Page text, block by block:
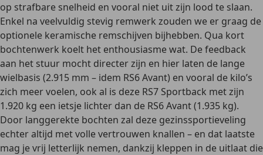
op strafbare snelheid en vooral niet uit zijn lood te slaan.
Enkel na veelvuldig stevig remwerk zouden we er graag de
optionele keramische remschijven bijhebben. Qua kort
bochtenwerk koelt het enthousiasme wat. De feedback
aan het stuur mocht directer zijn en hier laten de lange
wielbasis (2.915 mm – idem RS6 Avant) en vooral de kilo’s
zich meer voelen, ook al is deze RS7 Sportback met zijn
1.920 kg een ietsje lichter dan de RS6 Avant (1.935 kg).
Door langgerekte bochten zal deze gezinssportieveling
echter altijd met volle vertrouwen knallen – en dat laatste
mag je vrij letterlijk nemen, dankzij kleppen in de uitlaat die